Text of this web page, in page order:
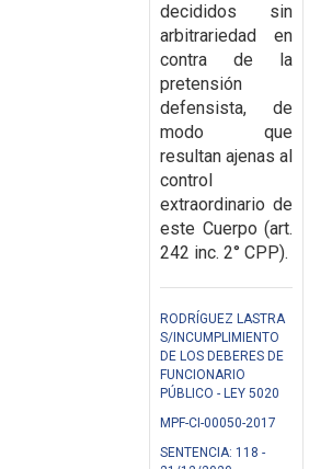
decididos sin
arbitrariedad en
contra de la
pretensión
defensista, de
modo que
resultan ajenas al
control
extraordinario de
este Cuerpo (art.
242 inc. 2° CPP).
RODRÍGUEZ LASTRA
S/INCUMPLIMIENTO
DE LOS DEBERES DE
FUNCIONARIO
PÚBLICO - LEY 5020
MPF-CI-00050-2017
SENTENCIA: 118 -